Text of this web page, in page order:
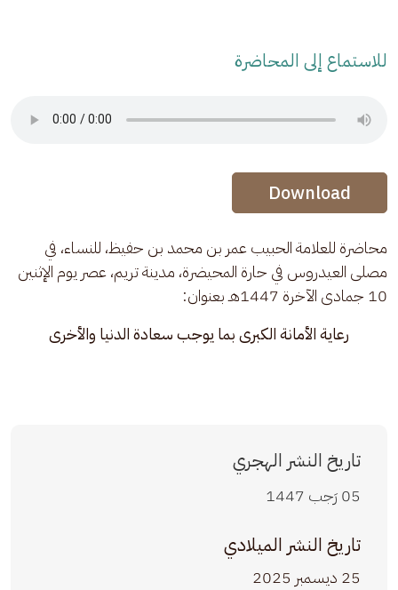
للاستماع إلى المحاضرة
Audio Stream
Audio Stream
Download
محاضرة للعلامة الحبيب عمر بن محمد بن حفيظ، للنساء، في
مصلى العيدروس في حارة المحيضرة، مدينة تريم، عصر يوم الإثنين
10 جمادى الآخرة 1447هـ بعنوان:
رعاية الأمانة الكبرى بما يوجب سعادة الدنيا والأخرى
تاريخ النشر الهجري
05 رَجب 1447
تاريخ النشر الميلادي
25 ديسمبر 2025